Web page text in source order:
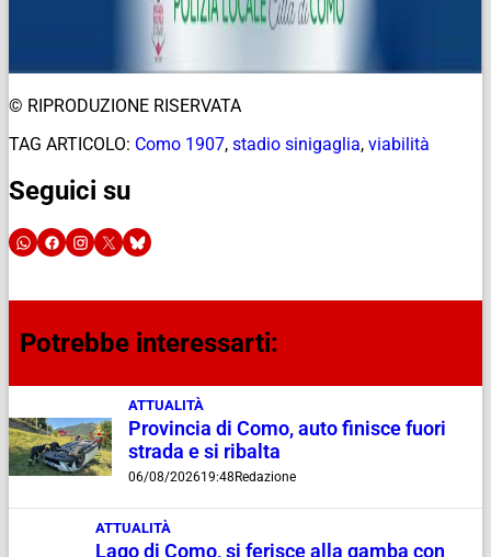
© RIPRODUZIONE RISERVATA
TAG ARTICOLO: Como 1907, stadio sinigaglia, viabilità
Seguici su
Potrebbe interessarti:
ATTUALITÀ
Provincia di Como, auto finisce fuori
strada e si ribalta
06/08/202619:48 Redazione
ATTUALITÀ
Lago di Como, si ferisce alla gamba con